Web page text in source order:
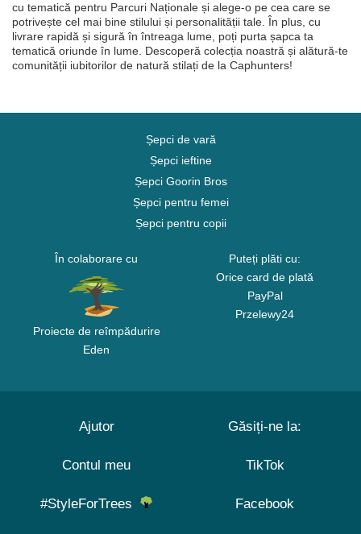
cu tematică pentru Parcuri Naționale și alege-o pe cea care se
potrivește cel mai bine stilului și personalității tale. În plus, cu
livrare rapidă și sigură în întreaga lume, poți purta șapca ta
tematică oriunde în lume. Descoperă colecția noastră și alătură-te
comunității iubitorilor de natură stilați de la Caphunters!
Șepci de vară
Șepci ieftine
Șepci Goorin Bros
Șepci pentru femei
Șepci pentru copii
În colaborare cu
Proiecte de reîmpădurire
Eden
Puteți plăti cu:
Orice card de plată
PayPal
Przelewy24
Ajutor
Contul meu
#StyleForTrees
Găsiți-ne la:
TikTok
Facebook